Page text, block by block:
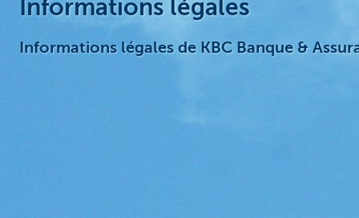
Informations légales
Informations légales de KBC Banque &